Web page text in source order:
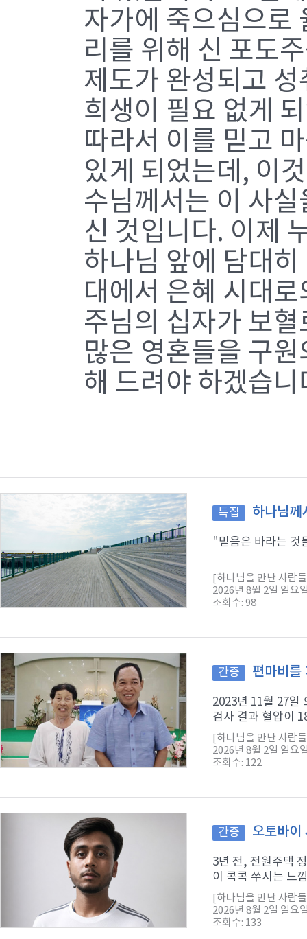
자가에 죽으심으로
리를 위해 신 포도
제도가 완성되고
희생이 필요 없게
따라서 이를 믿고
있게 되었는데, 이
수님께서는 이 사
신 것입니다. 이제
하나님 앞에 담대
대에서 은혜 시대
주님의 십자가 보
많은 영혼들을 구
해 드려야 하겠습니
특집 하나님께
"믿음은 바라는 것
[하나님을 만난 사람
2026년 8월 2일 일요
조회수: 98
간증 편마비를
2023년 11월 27일
검사 결과 혈압이
[하나님을 만난 사람
2026년 8월 2일 일요
조회수: 122
간증 오토바이
3년 전, 전원주택
이 콕콕 쑤시는 느
[하나님을 만난 사람
2026년 8월 2일 일요
조회수: 133